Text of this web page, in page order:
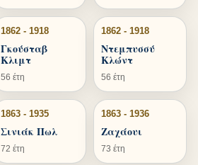
1862 - 1918
Γκούσταβ
Κλιμτ
56 έτη
1862 - 1918
Ντεμπυσσύ
Κλώντ
56 έτη
1863 - 1935
Σινιάκ Πωλ
72 έτη
1863 - 1936
Ζαχάουι
73 έτη